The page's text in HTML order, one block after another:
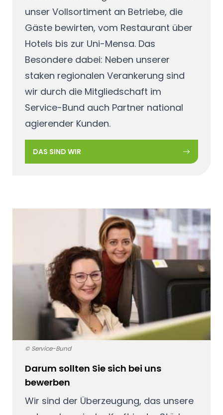
unser Vollsortiment an Betriebe, die
Gäste bewirten, vom Restaurant über
Hotels bis zur Uni-Mensa. Das
Besondere dabei: Neben unserer
staken regionalen Verankerung sind
wir durch die Mitgliedschaft im
Service-Bund auch Partner national
agierender Kunden.
DAS SIND WIR
Darum sollten Sie sich bei uns
bewerben
Wir sind der Überzeugung, das unsere
© Service-Bund